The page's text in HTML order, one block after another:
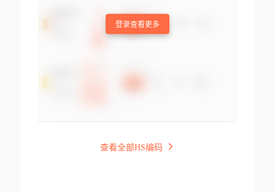
登录查看更多
查看全部HS编码